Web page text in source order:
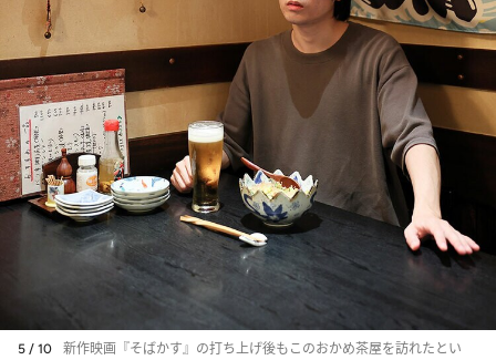
5 / 10
新作映画『そばかす』の打ち上げ後もこのおかめ茶屋を訪れたとい